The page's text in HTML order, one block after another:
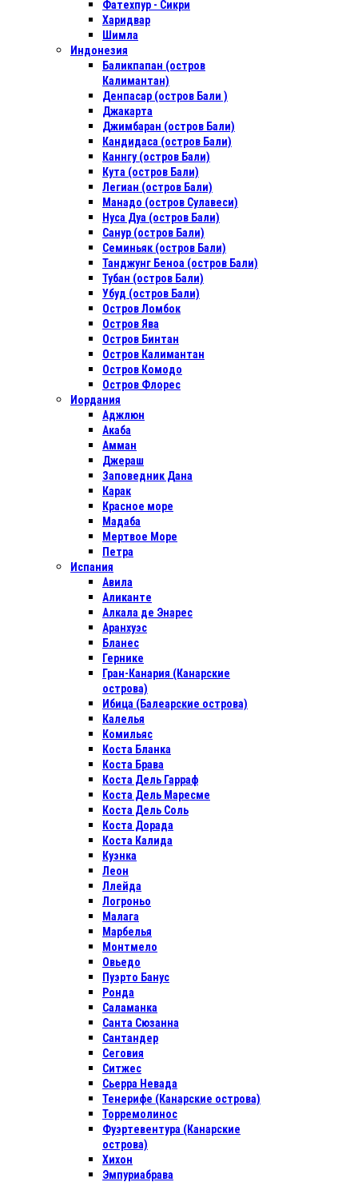
Фатехпур - Сикри
Харидвар
Шимла
Индонезия
Баликпапан (остров
Калимантан)
Денпасар (остров Бали )
Джакарта
Джимбаран (остров Бали)
Кандидаса (остров Бали)
Каннгу (остров Бали)
Кута (остров Бали)
Легиан (остров Бали)
Манадо (остров Сулавеси)
Нуса Дуа (остров Бали)
Санур (остров Бали)
Семиньяк (остров Бали)
Танджунг Беноа (остров Бали)
Тубан (остров Бали)
Убуд (остров Бали)
Остров Ломбок
Остров Ява
Остров Бинтан
Остров Калимантан
Остров Комодо
Остров Флорес
Иордания
Аджлюн
Акаба
Амман
Джераш
Заповедник Дана
Карак
Красное море
Мадаба
Мертвое Море
Петра
Испания
Авила
Аликанте
Алкала де Энарес
Аранхуэс
Бланес
Гернике
Гран-Канария (Канарские
острова)
Ибица (Балеарские острова)
Калелья
Комильяс
Коста Бланка
Коста Брава
Коста Дель Гарраф
Коста Дель Маресме
Коста Дель Соль
Коста Дорада
Коста Калида
Куэнка
Леон
Ллейда
Логроньо
Малага
Марбелья
Монтмело
Овьедо
Пуэрто Банус
Ронда
Саламанка
Санта Сюзанна
Сантандер
Сеговия
Ситжес
Сьерра Невада
Тенерифе (Канарские острова)
Торремолинос
Фуэртевентура (Канарские
острова)
Хихон
Эмпуриабрава